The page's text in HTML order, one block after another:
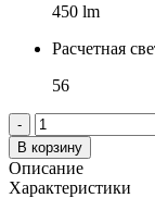
450 lm
Расчетная
56
-
В корзину
Описание
Характеристики